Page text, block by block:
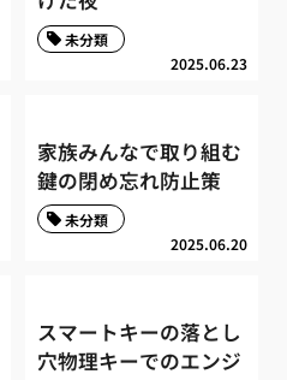
2025.06.23
未分類
家族みんなで取り組む
鍵の閉め忘れ防止策
2025.06.20
未分類
スマートキーの落とし
穴物理キーでのエンジ